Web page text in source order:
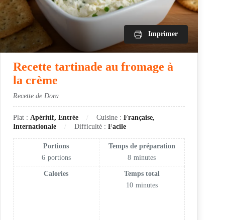
Imprimer
Recette tartinade au fromage à
la crème
Recette de Dora
Plat : Apéritif, Entrée Cuisine : Française,
Internationale
Difficulté : Facile
Portions
6 portions
Temps de préparation
8 minutes
Calories
Temps total
10 minutes